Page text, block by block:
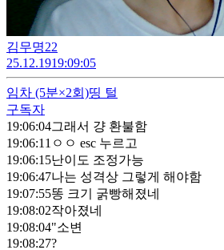
김무명22
25.12.1919:09:05
임차 (5분×2회)띵 털
구독자
19:06:04그래서 걍 환불함
19:06:11 ㅇㅇ esc 누르고
19:06:15난이도 조정가능
19:06:47나는 성격상 그렇게 해야함
19:07:55똥 크기 굵빵해졌네
19:08:02작아졌네
19:08:04"소변
19:08:27?